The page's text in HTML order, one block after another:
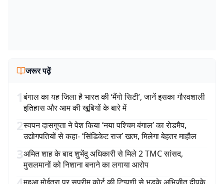
जरूर पढ़ें
1बंगाल का यह जिला है भारत की ‘मैंगो सिटी’, जानें इसका गौरवशाली
इतिहास और आम की खूबियों के बारे में
2स्वपन दासगुप्ता ने पेश किया ‘नया पश्चिम बंगाल’ का रोडमैप,
उद्योगपतियों से कहा- ‘सिंडिकेट राज’ खत्म, मिलेगा बेहतर माहौल
3अमित शाह के बाद शुभेंदु अधिकारी से मिले 2 TMC सांसद,
मुसलमानों को निशाना बनाने का लगाया आरोप